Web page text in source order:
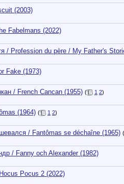
(2003)
Fabelmans (2022)
/ Profession du père / My Father's
Fake (1973)
/ French Cancan (1955) ( 1 2)
(1964) ( 1 2)
/ Fantômas se déchaîne (1965) (
/ Fanny och Alexander (1982)
Pocus 2 (2022)